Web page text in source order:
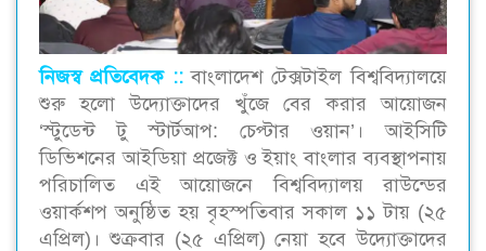
নিজস্ব প্রতিবেদক :: বাংলাদেশ টেক্সটাইল বিশ্ববিদ্যালয়ে
শুরু হলো উদ্যোক্তাদের খুঁজে বের করার আয়োজন
‘স্টুডেন্ট টু স্টার্টআপ: চেপ্টার ওয়ান’। আইসিটি
ডিভিশনের আইডিয়া প্রজেক্ট ও ইয়াং বাংলার ব্যবস্থাপনায়
পরিচালিত এই আয়োজনে বিশ্ববিদ্যালয় রাউন্ডের
ওয়ার্কশপ অনুষ্ঠিত হয় বৃহস্পতিবার সকাল ১১ টায় (২৫
এপ্রিল)। শুক্রবার (২৫ এপ্রিল) নেয়া হবে উদ্যোক্তাদের